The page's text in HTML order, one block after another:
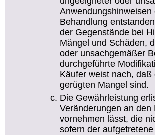
Behandlung
der Gegenstände bei
Mängel und Schäden,
oder unsachgemäßer
durchgeführte
Käufer weist nach,
gerügten Mangel sind.
Die Gewährleistung
Veränderungen an
vornehmen lässt, die
sofern der